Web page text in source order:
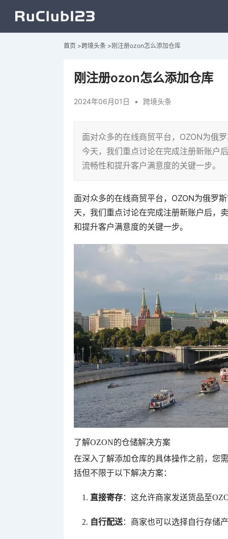
首页 >跨境头条 > 刚注册ozon怎么添加仓库
刚注册ozon怎么添加仓库
2024年06月01日 • 跨境头条
面对众多的在线商贸平台，OZON为俄
今天，我们重点讨论在完成注册新账户
流畅性和提升客户满意度的关键一步。
面对众多的在线商贸平台，OZON为俄罗
天，我们重点讨论在完成注册新账户后，
和提升客户满意度的关键一步。
了解OZON的仓储解决方案
在深入了解添加仓库的具体操作之前，您
括但不限于以下解决方案：
直接寄存：这允许商家发送货品至
自行配送：商家也可以选择自行存储